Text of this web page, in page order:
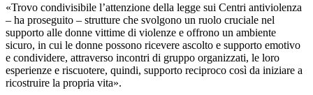
«Trovo condivisibile l’attenzione della legge sui Centri antiviolenza
– ha proseguito – strutture che svolgono un ruolo cruciale nel
supporto alle donne vittime di violenze e offrono un ambiente
sicuro, in cui le donne possono ricevere ascolto e supporto emotivo
e condividere, attraverso incontri di gruppo organizzati, le loro
esperienze e riscuotere, quindi, supporto reciproco così da iniziare a
ricostruire la propria vita».